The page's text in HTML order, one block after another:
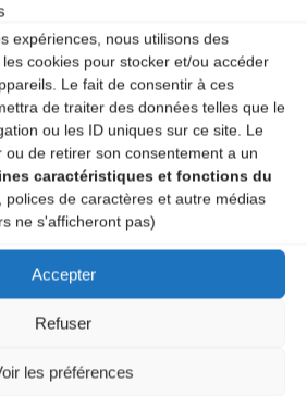
expériences, nous utilisons des
cookies pour stocker et/ou accéder
Le fait de consentir à ces
de traiter des données telles que le
ou les ID uniques sur ce site. Le
ou de retirer son consentement a un
caractéristiques et fonctions du
polices de caractères et autre médias
ne s'afficheront pas)
Accepter
Refuser
les préférences
A DECOUVRIR :